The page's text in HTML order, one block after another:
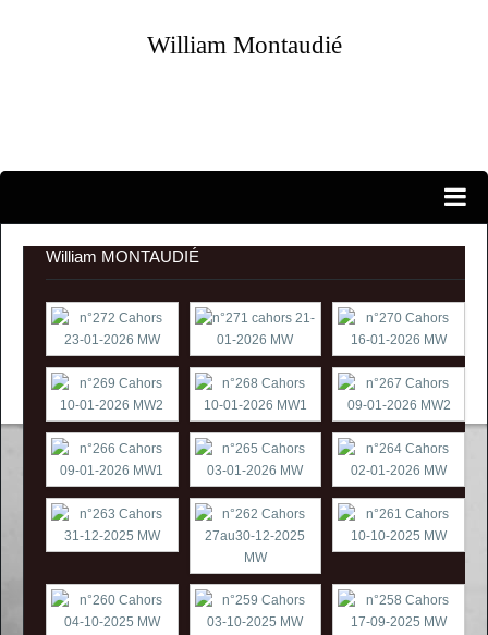
William Montaudié
ATELIER-GALERIE
CANDIDATURES
EXPOSITIONS D'ARTISTES
William MONTAUDIÉ